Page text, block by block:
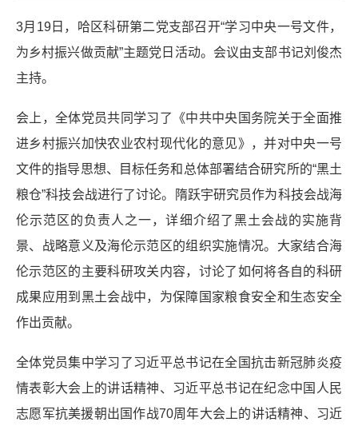
3月19日，哈区科研第二党支部召开“学习中央一号文件，
为乡村振兴做贡献”主题党日活动。会议由支部书记刘俊杰
主持。
会上，全体党员共同学习了《中共中央国务院关于全面推
进乡村振兴加快农业农村现代化的意见》，并对中央一号
文件的指导思想、目标任务和总体部署结合研究所的“黑土
粮仓”科技会战进行了讨论。隋跃宇研究员作为科技会战海
伦示范区的负责人之一，详细介绍了黑土会战的实施背
景、战略意义及海伦示范区的组织实施情况。大家结合海
伦示范区的主要科研攻关内容，讨论了如何将各自的科研
成果应用到黑土会战中，为保障国家粮食安全和生态安全
作出贡献。
全体党员集中学习了习近平总书记在全国抗击新冠肺炎疫
情表彰大会上的讲话精神、习近平总书记在纪念中国人民
志愿军抗美援朝出国作战70周年大会上的讲话精神、习近